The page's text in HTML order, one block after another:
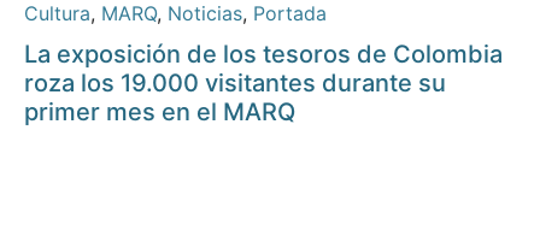
Cultura, MARQ, Noticias, Portada
La exposición de los tesoros de Colombia
roza los 19.000 visitantes durante su
primer mes en el MARQ